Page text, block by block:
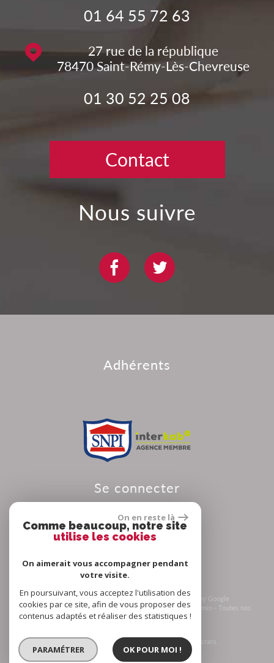
01 64 55 72 63
27 rue de la république
78470 Saint-Rémy-Lès-Chevreuse
01 30 52 25 08
Contact
nous suivre
adhérents
se connecter
© 2026 | Tous droits réservés | Traduction powered by Google
Plan du site- Mentions légales- Nos honoraires-Liens- Admin - Toutes nos
annonces-Politique RGPD
un seul site adaptable à tous les types d'écrans.
On en reste là
Comme beaucoup, notre site
utilise les cookies
On aimerait vous accompagner pendant
votre visite.
En poursuivant, vous acceptez l'utilisation des
cookies par ce site, afin de vous proposer des
contenus adaptés et réaliser des statistiques !
PARAMÉTRER OK POUR MOI !